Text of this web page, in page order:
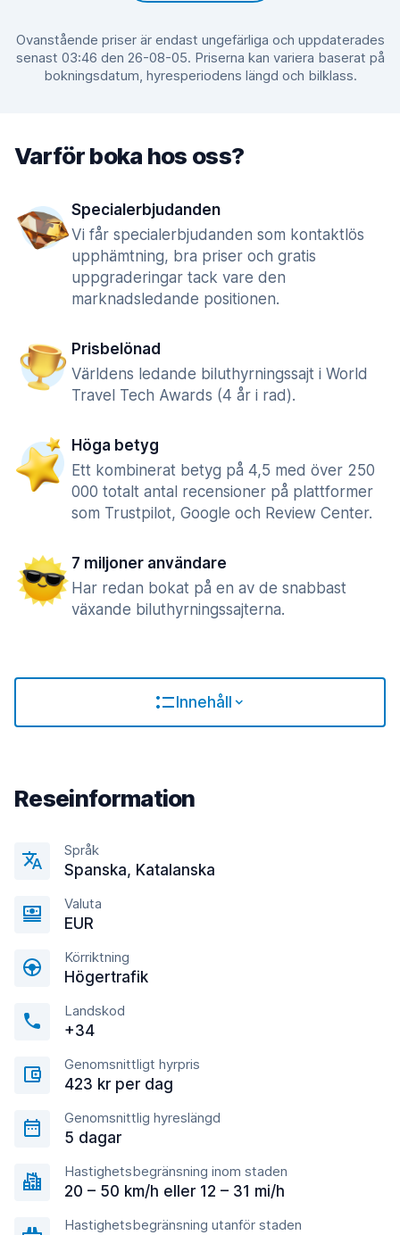
Ovanstående priser är endast ungefärliga och uppdaterades
senast 03:46 den 26-08-05. Priserna kan variera baserat på
bokningsdatum, hyresperiodens längd och bilklass.
Varför boka hos oss?
Specialerbjudanden
Vi får specialerbjudanden som kontaktlös
upphämtning, bra priser och gratis
uppgraderingar tack vare den
marknadsledande positionen.
Prisbelönad
Världens ledande biluthyrningssajt i World
Travel Tech Awards (4 år i rad).
Höga betyg
Ett kombinerat betyg på 4,5 med över 250
000 totalt antal recensioner på plattformer
som Trustpilot, Google och Review Center.
7 miljoner användare
Har redan bokat på en av de snabbast
växande biluthyrningssajterna.
Innehåll
Reseinformation
Språk
Spanska, Katalanska
Valuta
EUR
Körriktning
Högertrafik
Landskod
+34
Genomsnittligt hyrpris
423 kr per dag
Genomsnittlig hyreslängd
5 dagar
Hastighetsbegränsning inom staden
20 – 50 km/h eller 12 – 31 mi/h
Hastighetsbegränsning utanför staden